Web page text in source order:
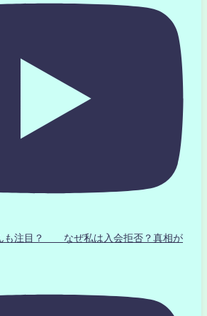
も注目？ なぜ私は入会拒否？真相が